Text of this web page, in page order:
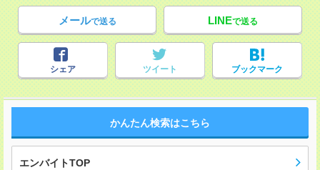
メールで送る LINEで送る
シェア ツイート ブックマーク
かんたん検索はこちら
エンバイトTOP